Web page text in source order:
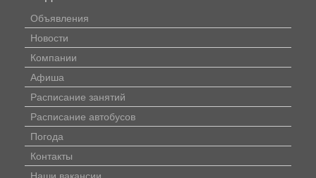
Объявления
Новости
Компании
Афиша
Расписание занятий
Расписание автобусов
Погода
Контакты